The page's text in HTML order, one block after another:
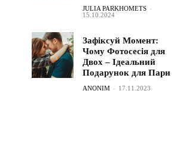
JULIA PARKHOMETS -
15.10.2024
Зафіксуй Момент:
Чому Фотосесія для
Двох – Ідеальний
Подарунок для Пари
ANONIM - 17.11.2023